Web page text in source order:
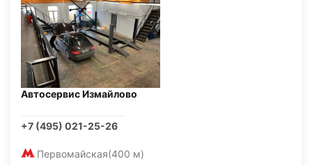
Автосервис Измайлово
+7 (495) 021-25-26
Первомайская(400 м)